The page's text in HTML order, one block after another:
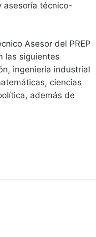
asesoría técnico-
Asesor del PREP
las siguientes
ingeniería industrial
ciencias
además de